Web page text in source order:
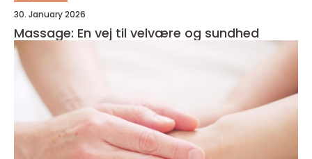
30. January 2026
Massage: En vej til velvære og sundhed